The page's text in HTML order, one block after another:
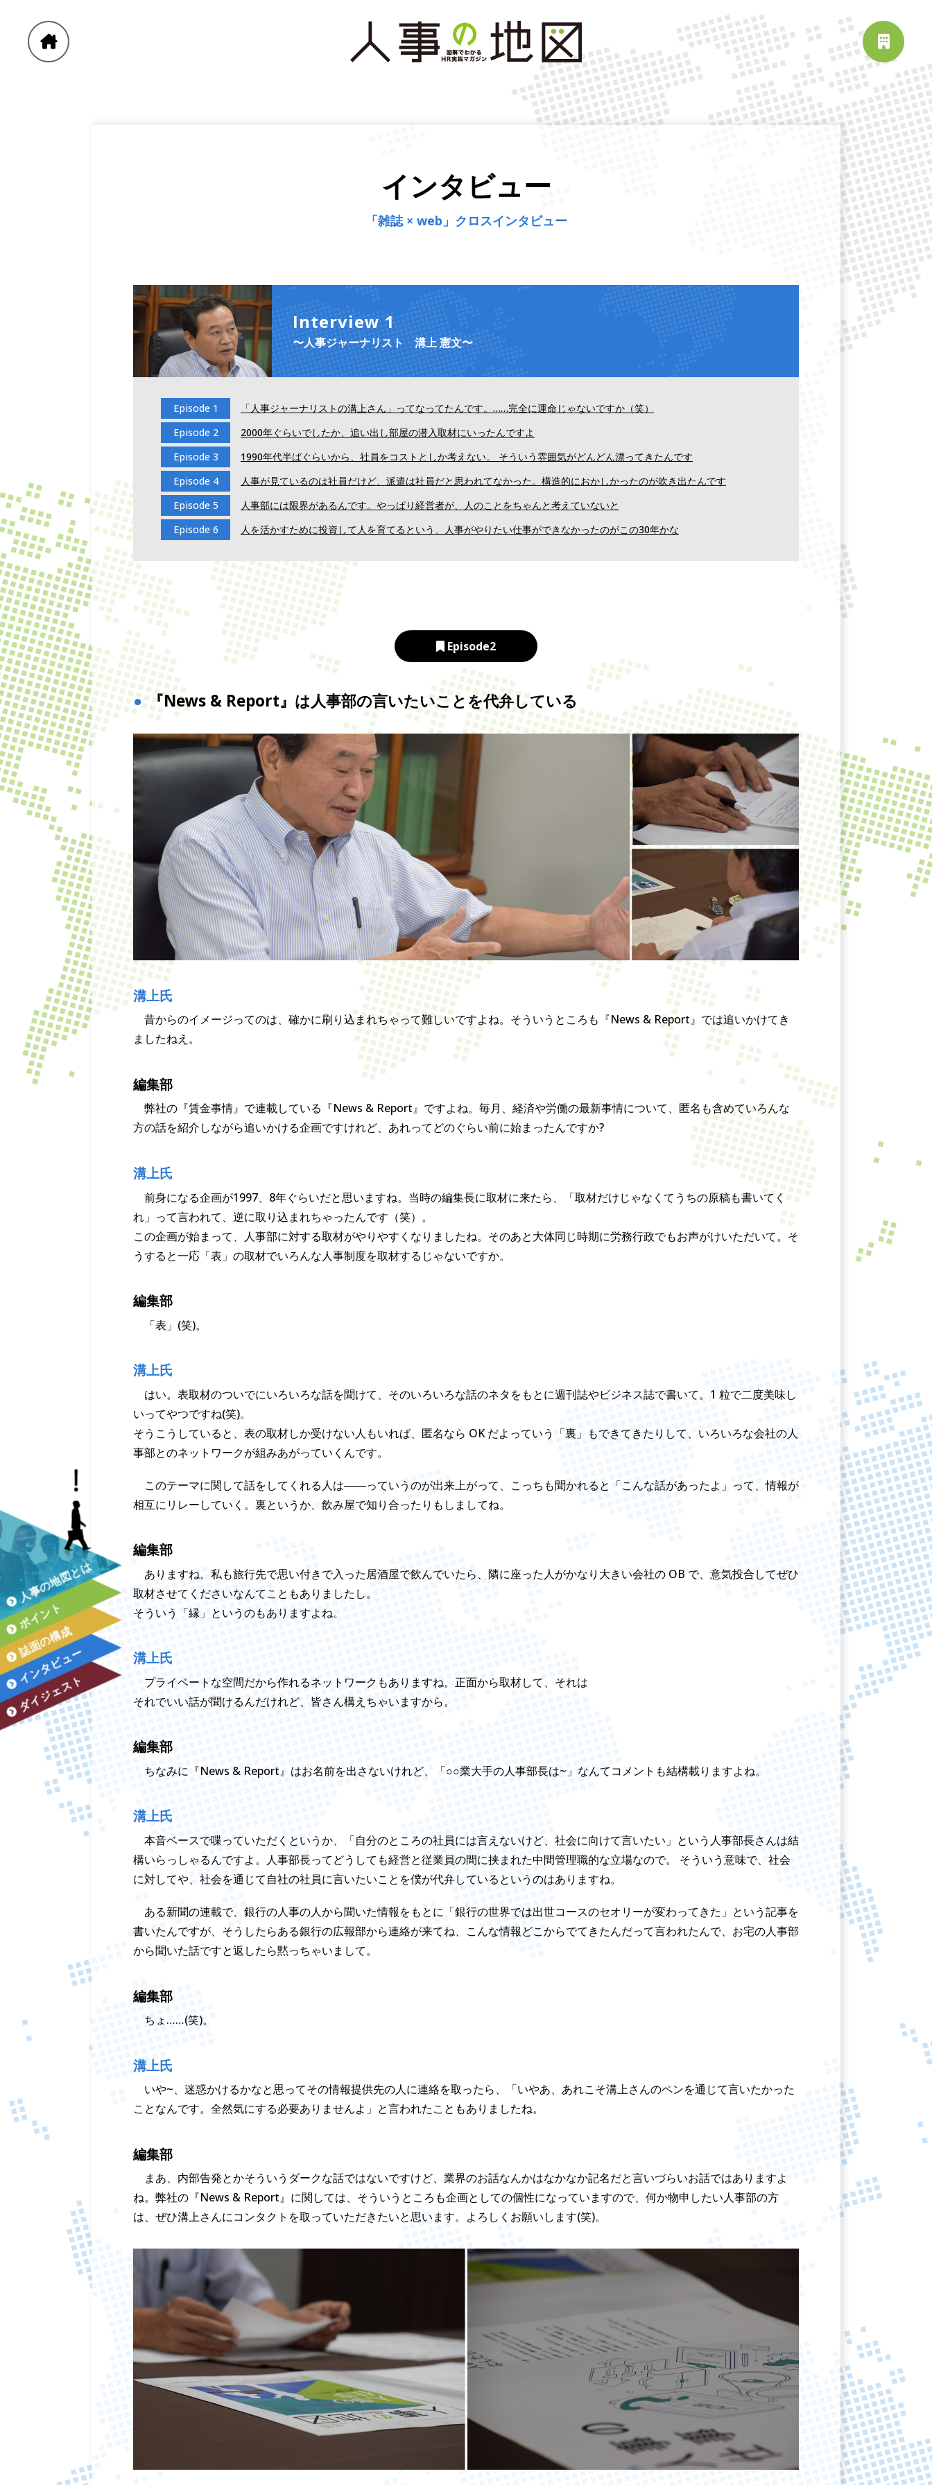
人事の地図とは
ポイント
誌面の構成
インタビュー
ダイジェスト
インタビュー
「雑誌 × web」クロスインタビュー
Interview 1
〜人事ジャーナリスト 溝上 憲文〜
Episode 1
「人事ジャーナリストの溝上さん」ってなってたんです。……完全に運命じゃないですか（笑）
Episode 2
2000年ぐらいでしたか、追い出し部屋の潜入取材にいったんですよ
Episode 3
1990年代半ばぐらいから、社員をコストとしか考えない。 そういう雰囲気がどんどん漂ってきたんです
Episode 4
人事が見ているのは社員だけど、派遣は社員だと思われてなかった。構造的におかしかったのが吹き出たんです
Episode 5
人事部には限界があるんです。やっぱり経営者が、人のことをちゃんと考えていないと
Episode 6
人を活かすために投資して人を育てるという、人事がやりたい仕事ができなかったのがこの30年かな
Episode2
『News & Report』は人事部の言いたいことを代弁している
溝上氏
昔からのイメージってのは、確かに刷り込まれちゃって難しいですよね。そういうところも『News & Report』では追いかけてき
ましたねえ。
編集部
弊社の『賃金事情』で連載している『News & Report』ですよね。毎月、経済や労働の最新事情について、匿名も含めていろんな
方の話を紹介しながら追いかける企画ですけれど、あれってどのぐらい前に始まったんですか?
溝上氏
前身になる企画が1997、8年ぐらいだと思いますね。当時の編集長に取材に来たら、「取材だけじゃなくてうちの原稿も書いてく
れ」って言われて、逆に取り込まれちゃったんです（笑）。
この企画が始まって、人事部に対する取材がやりやすくなりましたね。そのあと大体同じ時期に労務行政でもお声がけいただいて。そ
うすると一応「表」の取材でいろんな人事制度を取材するじゃないですか。
編集部
「表」(笑)。
溝上氏
はい。表取材のついでにいろいろな話を聞けて、そのいろいろな話のネタをもとに週刊誌やビジネス誌で書いて。1 粒で二度美味し
いってやつですね(笑)。
そうこうしていると、表の取材しか受けない人もいれば、匿名なら OK だよっていう「裏」もできてきたりして、いろいろな会社の人
事部とのネットワークが組みあがっていくんです。
このテーマに関して話をしてくれる人は――っていうのが出来上がって、こっちも聞かれると「こんな話があったよ」って、情報が
相互にリレーしていく。裏というか、飲み屋で知り合ったりもしましてね。
編集部
ありますね。私も旅行先で思い付きで入った居酒屋で飲んでいたら、隣に座った人がかなり大きい会社の OB で、意気投合してぜひ
取材させてくださいなんてこともありましたし。
そういう「縁」というのもありますよね。
溝上氏
プライベートな空間だから作れるネットワークもありますね。正面から取材して、それは
それでいい話が聞けるんだけれど、皆さん構えちゃいますから。
編集部
ちなみに『News & Report』はお名前を出さないけれど、「○○業大手の人事部長は~」なんてコメントも結構載りますよね。
溝上氏
本音ベースで喋っていただくというか、「自分のところの社員には言えないけど、社会に向けて言いたい」という人事部長さんは結
構いらっしゃるんですよ。人事部長ってどうしても経営と従業員の間に挟まれた中間管理職的な立場なので。 そういう意味で、社会
に対してや、社会を通じて自社の社員に言いたいことを僕が代弁しているというのはありますね。
ある新聞の連載で、銀行の人事の人から聞いた情報をもとに「銀行の世界では出世コースのセオリーが変わってきた」という記事を
書いたんですが、そうしたらある銀行の広報部から連絡が来てね、こんな情報どこからでてきたんだって言われたんで、お宅の人事部
から聞いた話ですと返したら黙っちゃいまして。
編集部
ちょ……(笑)。
溝上氏
いや~、迷惑かけるかなと思ってその情報提供先の人に連絡を取ったら、「いやあ、あれこそ溝上さんのペンを通じて言いたかった
ことなんです。全然気にする必要ありませんよ」と言われたこともありましたね。
編集部
まあ、内部告発とかそういうダークな話ではないですけど、業界のお話なんかはなかなか記名だと言いづらいお話ではありますよ
ね。弊社の『News & Report』に関しては、そういうところも企画としての個性になっていますので、何か物申したい人事部の方
は、ぜひ溝上さんにコンタクトを取っていただきたいと思います。よろしくお願いします(笑)。